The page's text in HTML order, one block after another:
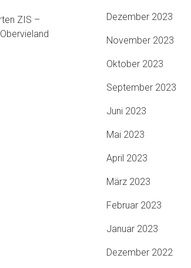
ZIS –
Dezember 2023
November 2023
Oktober 2023
September 2023
Juni 2023
Mai 2023
April 2023
März 2023
Februar 2023
Januar 2023
Dezember 2022